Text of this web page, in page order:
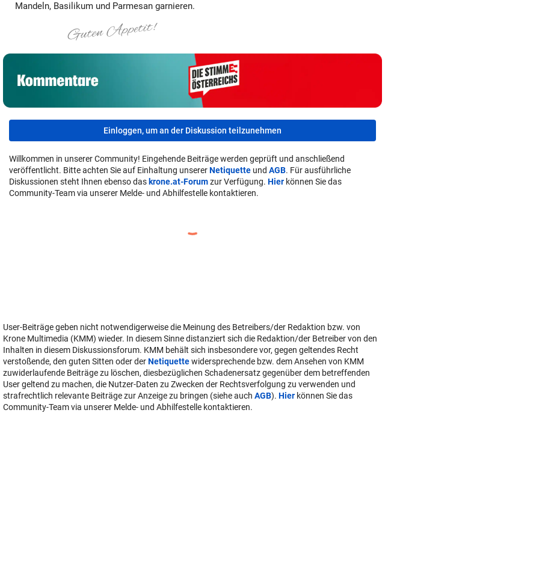
Mandeln, Basilikum und Parmesan garnieren.
Einloggen, um an der Diskussion teilzunehmen
Willkommen in unserer Community! Eingehende Beiträge werden geprüft und anschließend
veröffentlicht. Bitte achten Sie auf Einhaltung unsererNetiquette und AGB. Für ausführliche
Diskussionen steht Ihnen ebenso das krone.at-Forumzur Verfügung. Hier können Sie das
Community-Team via unserer Melde- und Abhilfestelle kontaktieren.